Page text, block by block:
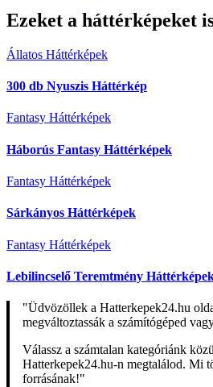
Ezeket a háttérképeket
Állatos Háttérképek
300 db Nyuszis Háttérkép
Fantasy Háttérképek
Háborús Fantasy Háttérképek
Fantasy Háttérképek
Sárkányos Háttérképek
Fantasy Háttérképek
Lebilincselő Teremtmény
"Üdvözöllek a Hatterkepek24.hu
megváltoztassák a számítógéped
Válassz a számtalan kategóriánk
Hatterkepek24.hu-n megtalálod. Mi
forrásának!"